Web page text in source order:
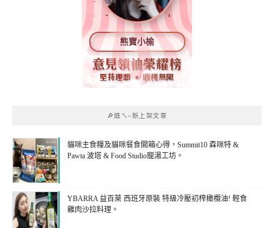
熊寶小榆
🔎燒ㄟ~新上架文章
貓咪主食糧及貓咪餐食開箱心得，Summit10 森咪特 &
Pawta 波塔 & Food Studio寵湯工坊。
YBARRA 益百萊 西班牙原裝 特級冷壓初榨橄欖油! 輕食
雞肉沙拉料理。